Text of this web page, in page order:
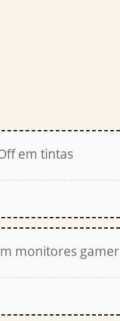
em tintas
monitores gamer